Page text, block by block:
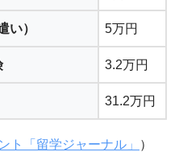
い） 5万円
3.2万円
31.2万円
ト「留学ジャーナル」 ）